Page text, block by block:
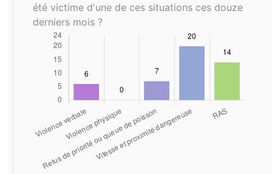
été victime d'une de ces situations ces douze
derniers mois ?